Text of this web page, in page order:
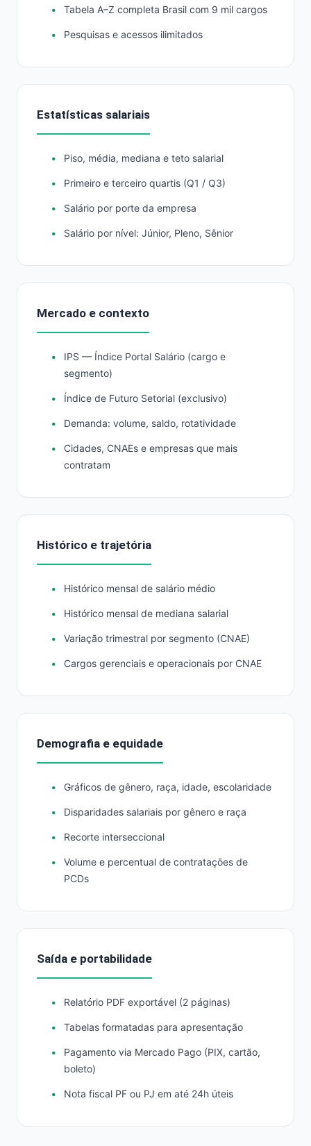
Tabela A–Z completa Brasil com 9 mil cargos
Pesquisas e acessos ilimitados
Estatísticas salariais
Piso, média, mediana e teto salarial
Primeiro e terceiro quartis (Q1 / Q3)
Salário por porte da empresa
Salário por nível: Júnior, Pleno, Sênior
Mercado e contexto
IPS — Índice Portal Salário (cargo e
segmento)
Índice de Futuro Setorial (exclusivo)
Demanda: volume, saldo, rotatividade
Cidades, CNAEs e empresas que mais
contratam
Histórico e trajetória
Histórico mensal de salário médio
Histórico mensal de mediana salarial
Variação trimestral por segmento (CNAE)
Cargos gerenciais e operacionais por CNAE
Demografia e equidade
Gráficos de gênero, raça, idade, escolaridade
Disparidades salariais por gênero e raça
Recorte interseccional
Volume e percentual de contratações de
PCDs
Saída e portabilidade
Relatório PDF exportável (2 páginas)
Tabelas formatadas para apresentação
Pagamento via Mercado Pago (PIX, cartão,
boleto)
Nota fiscal PF ou PJ em até 24h úteis